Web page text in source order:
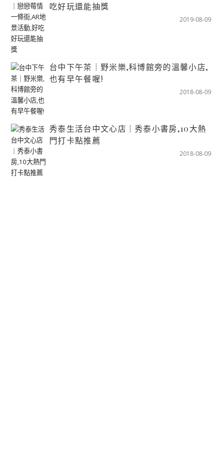
吃好玩還能抽獎
2019-08-09
台中下午茶｜野米樂,科博館旁的溫馨小店,
也有早午餐喔!
2018-08-09
秀泰生活台中文心店｜秀泰小書房,10大熱
門打卡點推薦
2018-08-09